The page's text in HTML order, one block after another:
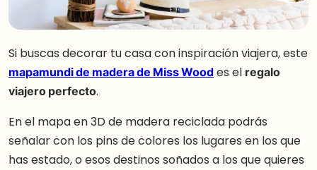
Si buscas decorar tu casa con inspiración viajera, este
mapamundi de madera de Miss Woodes el regalo
viajero perfecto.
En el mapa en 3D de madera reciclada podrás
señalar con los pins de colores los lugares en los que
has estado, o esos destinos soñados a los que quieres